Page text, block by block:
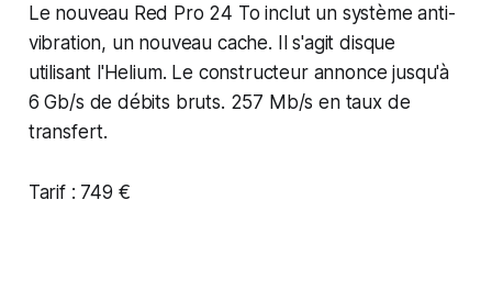
Le nouveau Red Pro 24 To inclut un système anti-
vibration, un nouveau cache. Il s'agit disque
utilisant l'Helium. Le constructeur annonce jusqu'à
6 Gb/s de débits bruts. 257 Mb/s en taux de
transfert.
Tarif : 749 €